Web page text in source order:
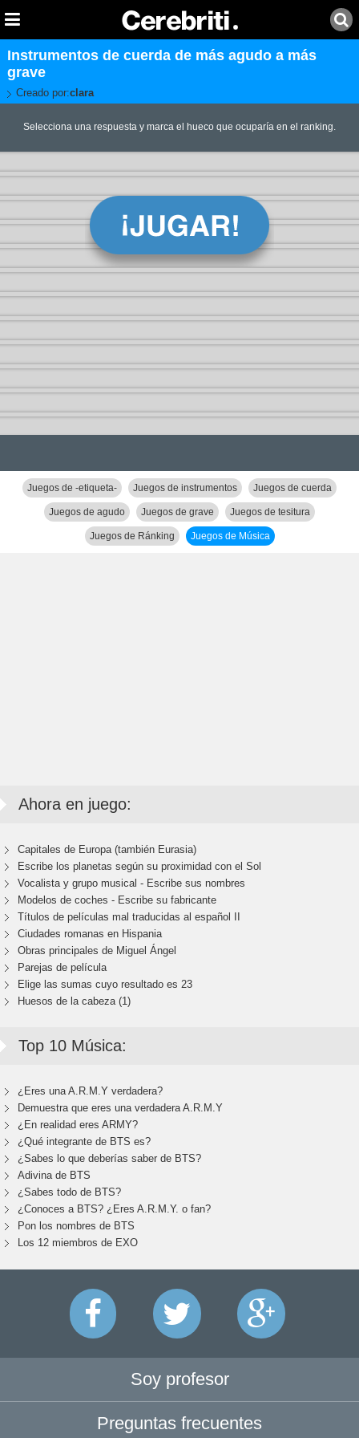
Instrumentos de cuerda de más agudo a más
grave
Creado por:clara
Selecciona una respuesta y marca el hueco que ocuparía en el ranking.
Juegos de -etiqueta- Juegos de instrumentos Juegos de cuerda
Juegos de agudo Juegos de grave Juegos de tesitura
Juegos de Ránking Juegos de Música
Ahora en juego:
Capitales de Europa (también Eurasia)
Escribe los planetas según su proximidad con el Sol
Vocalista y grupo musical - Escribe sus nombres
Modelos de coches - Escribe su fabricante
Títulos de películas mal traducidas al español II
Ciudades romanas en Hispania
Obras principales de Miguel Ángel
Parejas de película
Elige las sumas cuyo resultado es 23
Huesos de la cabeza (1)
Top 10 Música:
¿Eres una A.R.M.Y verdadera?
Demuestra que eres una verdadera A.R.M.Y
¿En realidad eres ARMY?
¿Qué integrante de BTS es?
¿Sabes lo que deberías saber de BTS?
Adivina de BTS
¿Sabes todo de BTS?
¿Conoces a BTS? ¿Eres A.R.M.Y. o fan?
Pon los nombres de BTS
Los 12 miembros de EXO
Soy profesor
Preguntas frecuentes